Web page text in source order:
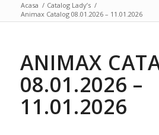
Acasa / Catalog Lady’s /
Animax Catalog 08.01.2026 – 11.01.2026
ANIMAX
08.01.2026 –
11.01.2026